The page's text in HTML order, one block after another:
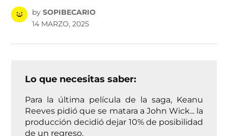
by SOPIBECARIO
14 MARZO, 2025
Lo que necesitas saber:
Para la última película de la saga, Keanu
Reeves pidió que se matara a John Wick... la
producción decidió dejar 10% de posibilidad
de un regreso.